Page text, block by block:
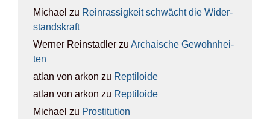
Michael zu Rein­ras­sig­keit schwächt die Wider­
stands­kraft
Werner Reinstadler zu Archai­sche Gewohn­hei­
ten
atlan von arkon zu Rep­ti­lo­ide
atlan von arkon zu Rep­ti­lo­ide
Michael zu Pro­sti­tu­ti­on